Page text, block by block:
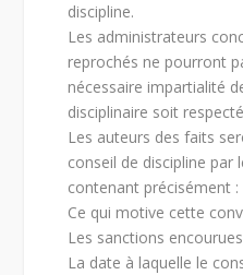
discipline.
Les administrateurs
reprochés ne pourront
nécessaire impartialité
disciplinaire soit
Les auteurs des faits
conseil de discipline
contenant précisément :
Ce qui motive cette
Les sanctions
La date à laquelle le